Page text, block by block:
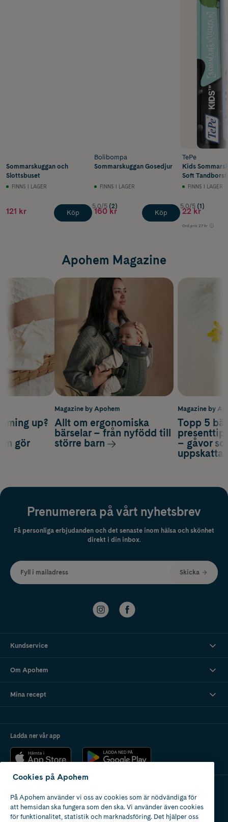
Sommarskuggan och
Slottsbuset
FINNS I LAGER
121 kr Köp
Bolibompa
Sommarskuggan Gosedjur
FINNS I LAGER
5.0/5 (2)
160 kr Köp
TePe
Kids
Soft
FINNS I LAGER
5.0/5 (1)
22 kr
Ord.pris 27 kr
Apohem Magazine
Magazine by
Topp 5
– gåvor
up?
gör
Magazine by Apohem
Allt om ergonomiska
bärselar – från nyfödd till
större barn
Prenumerera på vårt nyhetsbrev
Få personliga erbjudanden och det senaste inom hälsa och skönhet
direkt i din inbox.
Fyll i mailadress Skicka
Kundservice
Om Apohem
Mina recept
Ladda ner vår app
Apotek med tillstånd
av Läkemedelsverket
Cookies på Apohem
På Apohem använder vi oss av cookies som är nödvändiga för
att hemsidan ska fungera som den ska. Vi använder även cookies
för funktionalitet, statistik och marknadsföring. Det hjälper oss